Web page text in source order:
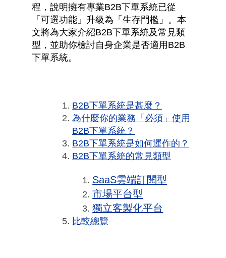
程，說明擁有專業B2B下單系統已從
「可選功能」升級為「生存門檻」。本
文將為大家介紹B2B下單系統及常見類
型，並助你檢討自身企業是否適用 B2B
下單系統。
B2B下單系統是甚麼？
為什麼你的業務「必須」使用
B2B下單系統？
B2B下單系統是如何運作的？
B2B下單系統的常見類型
SaaS雲端訂閱型
市場平台型
獨立客製化平台
比較總覽